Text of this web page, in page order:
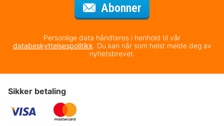
Abonner
Personlige data håndteres i henhold til vår
databeskyttelsespolitikk. Du kan når som helst melde deg av
nyhetsbrevet.
Sikker betaling